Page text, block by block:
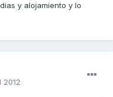
y alojamiento y lo
2012